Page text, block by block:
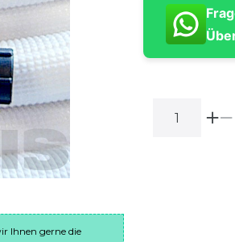
Ihnen gerne die